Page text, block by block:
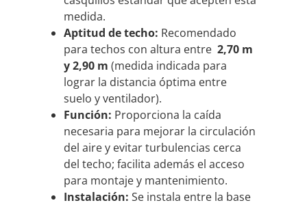
medida.
Aptitud de techo: Recomendado
para techos con altura entre 2,70 m
y 2,90 m (medida indicada para
lograr la distancia óptima entre
suelo y ventilador).
Función: Proporciona la caída
necesaria para mejorar la circulación
del aire y evitar turbulencias cerca
del techo; facilita además el acceso
para montaje y mantenimiento.
Instalación: Se instala entre la base